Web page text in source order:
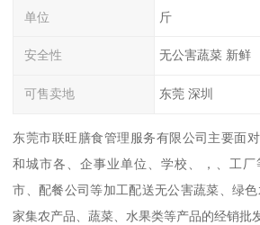
单位 斤
安全性 无公害蔬菜 新鲜
可售卖地 东莞 深圳
东莞市联旺膳食管理服务有限公司主要面
和城市各、企事业单位、学校、，、工厂
市、配餐公司等加工配送无公害蔬菜、绿
家集农产品、蔬菜、水果类等产品的经销批